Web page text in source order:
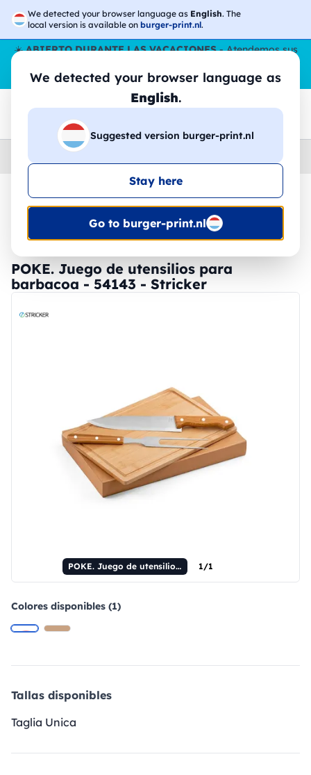
We detected your browser language as English. The
local version is available on burger-print.nl.
We detected your browser language as
English.
Suggested version burger-print.nl
Stay here
Go to burger-print.nl
☀️ABIERTO DURANTE LAS VACACIONES- Atendemos sus
pedidos durante todo el verano, incluso en agosto.
Sin parar
😎🌴
Home
🔥 -30% de impresión DTF
POKE. Juego de utensilios para
barbacoa - 54143 - Stricker
POKE. Juego de utensilios para barbacoa 1/1
Colores disponibles (1)
Tallas disponibles
Taglia Unica